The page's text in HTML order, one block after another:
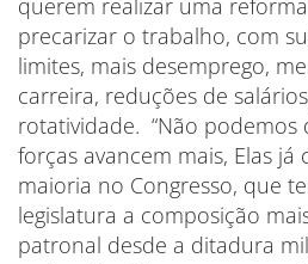
querem realizar uma
precarizar o trabalho, com
limites, mais desemprego,
carreira, reduções de
rotatividade. “Não podemos
forças avancem mais, Elas
maioria no Congresso, que
legislatura a composição
patronal desde a ditadura